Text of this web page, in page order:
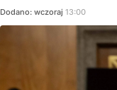
Dodano: wczoraj 13:00